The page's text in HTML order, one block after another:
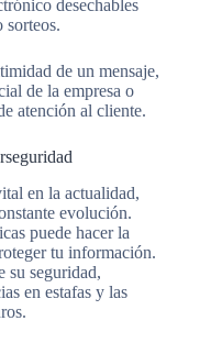
desechables
sorteos.
de un mensaje,
de la empresa o
atención al cliente.
en la actualidad,
evolución.
puede hacer la
tu información.
su seguridad,
en estafas y las